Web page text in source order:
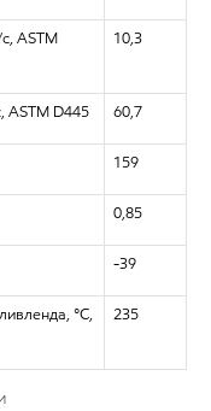
ASTM
10,3
ASTM D445 60,7
159
0,85
-39
°C,
235